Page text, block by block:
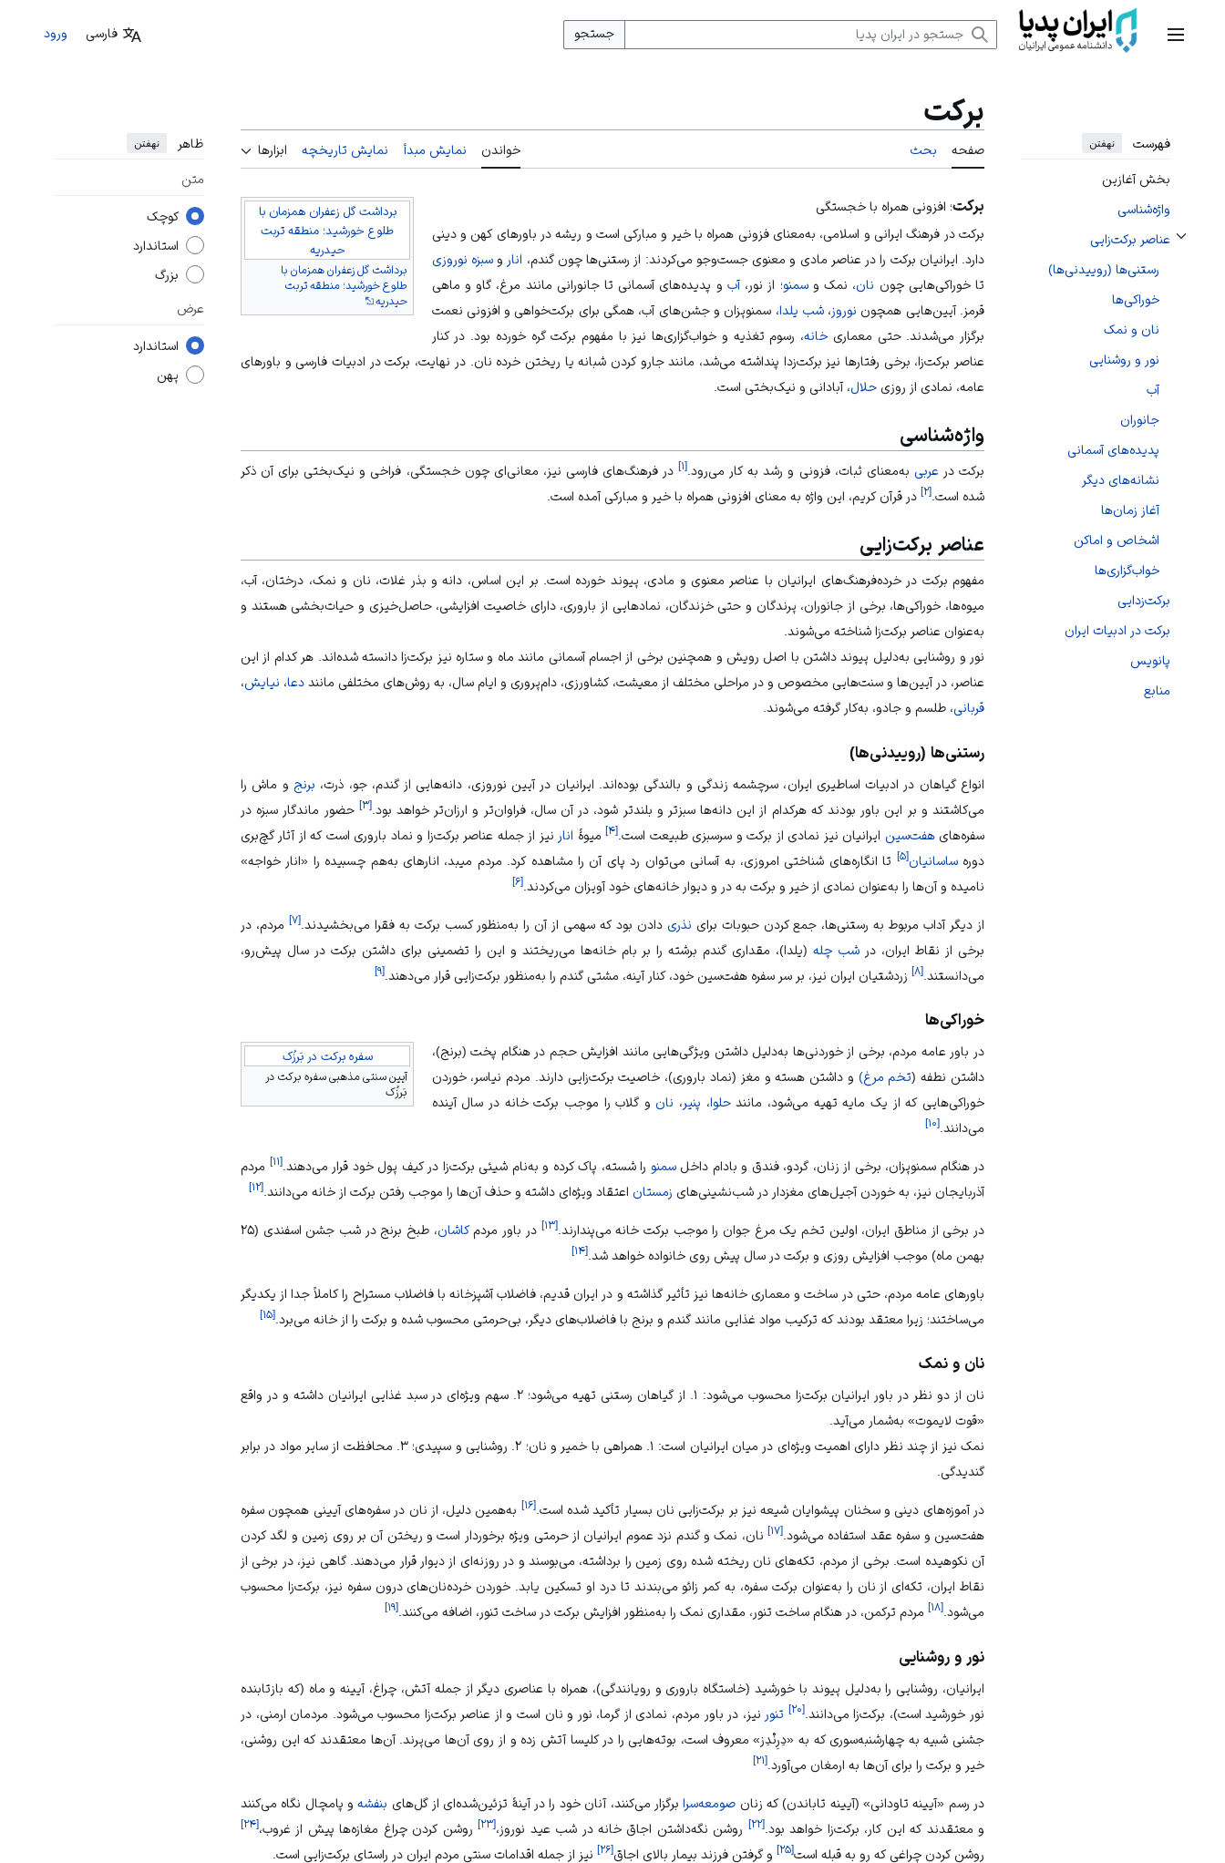
منوی اصلی
جستجو فارسی ورود
فهرست نهفتن
بخش آغازین
واژه‌شناسی
عناصر برکت‌زایی
تغییر وضعیت زیربخش‌های عناصر برکت‌زایی
رستنی‌ها (روییدنی‌ها)
خوراکی‌ها
نان و نمک
نور و روشنایی
آب
جانوران
پدیده‌های آسمانی
نشانه‌های دیگر
آغاز زمان‌ها
اشخاص و اماکن
خواب‌گزاری‌ها
برکت‌زدایی
برکت در ادبیات ایران
پانویس
منابع
برکت
صفحه بحث خواندن نمایش مبدأ نمایش تاریخچه ابزارها ظاهر نهفتن
متن
کوچک
استاندارد
بزرگ
عرض
استاندارد
پهن
برداشت گل زعفران همزمان با
طلوع خورشید؛ منطقه تربت
حیدریه
برداشت گل زعفران همزمان با
طلوع خورشید؛ منطقه تربت
حیدریه
برکت؛ افزونی همراه با خجستگی
برکت در فرهنگ ایرانی و اسلامی، به‌معنای فزونی همراه با خیر و مبارکی است و ریشه در باورهای کهن و دینی
دارد. ایرانیان برکت را در عناصر مادی و معنوی جست‌وجو می‌کردند: از رستنی‌ها چون گندم، انار وسبزه نوروزی
تا خوراکی‌هایی چون نان، نمک وسمنو؛ از نور،آب و پدیده‌های آسمانی تا جانورانی مانند مرغ، گاو و ماهی
قرمز. آیین‌هایی همچون نوروز،شب یلدا، سمنوپزان و جشن‌های آب، همگی برای برکت‌خواهی و افزونی نعمت
برگزار می‌شدند. حتی معماری خانه، رسوم تغذیه و خواب‌گزاری‌ها نیز با مفهوم برکت گره خورده بود. در کنار
عناصر برکت‌زا، برخی رفتارها نیز برکت‌زدا پنداشته می‌شد، مانند جارو کردن شبانه یا ریختن خرده نان. در نهایت، برکت در ادبیات فارسی و باورهای
عامه، نمادی از روزی حلال، آبادانی و نیک‌بختی است.
واژه‌شناسی
برکت درعربی به‌معنای ثبات، فزونی و رشد به کار می‌رود.[۱]در فرهنگ‌های فارسی نیز، معانی‌ای چون خجستگی، فراخی و نیک‌بختی برای آن ذکر
شده است.[۲] در قرآن کریم، این واژه به معنای افزونی همراه با خیر و مبارکی آمده است.
عناصر برکت‌زایی
مفهوم برکت در خرده‌فرهنگ‌های ایرانیان با عناصر معنوی و مادی، پیوند خورده است. بر این اساس، دانه و بذر غلات، نان و نمک، درختان، آب،
میوه‌ها، خوراکی‌ها، برخی از جانوران، پرندگان و حتی خزندگان، نمادهایی از باروری، دارای خاصیت افزایشی، حاصل‌خیزی و حیات‌بخشی هستند و
به‌عنوان عناصر برکت‌زا شناخته می‌شوند.
نور و روشنایی به‌دلیل پیوند داشتن با اصل رویش و همچنین برخی از اجسام آسمانی مانند ماه و ستاره نیز برکت‌زا دانسته شده‌اند. هر کدام از این
عناصر، در آیین‌ها و سنت‌هایی مخصوص و در مراحلی مختلف از معیشت، کشاورزی، دام‌پروری و ایام سال، به روش‌های مختلفی مانند دعا، نیایش،
قربانی، طلسم و جادو، به‌کار گرفته می‌شوند.
رستنی‌ها (روییدنی‌ها)
انواع گیاهان در ادبیات اساطیری ایران، سرچشمه زندگی و بالندگی بوده‌اند. ایرانیان در آیین نوروزی، دانه‌هایی از گندم، جو، ذرت، برنج و ماش را
می‌کاشتند و بر این باور بودند که هرکدام از این دانه‌ها سبزتر و بلندتر شود، در آن سال، فراوان‌تر و ارزان‌تر خواهد بود.[۳] حضور ماندگار سبزه در
سفره‌هایهفت‌سین ایرانیان نیز نمادی از برکت و سرسبزی طبیعت است. [۴]میوهٔ انار نیز از جمله عناصر برکت‌زا و نماد باروری است که از آثار گچ‌بری
دورهساسانیان[۵] تا انگاره‌های شناختی امروزی، به آسانی می‌توان رد پای آن را مشاهده کرد. مردم میبد، انارهای به‌هم چسبیده را «انار خواجه»
نامیده و آن‌ها را به‌عنوان نمادی از خیر و برکت به در و دیوار خانه‌های خود آویزان می‌کردند. [۶]
از دیگر آداب مربوط به رستنی‌ها، جمع کردن حبوبات برای نذری دادن بود که سهمی از آن را به‌منظور کسب برکت به فقرا می‌بخشیدند.[۷] مردم، در
برخی از نقاط ایران، در شب چله(یلدا)، مقداری گندم برشته را بر بام خانه‌ها می‌ریختند و این را تضمینی برای داشتن برکت در سال پیش‌رو،
می‌دانستند. [۸] زردشتیان ایران نیز، بر سر سفره هفت‌سین خود، کنار آینه، مشتی گندم را به‌منظور برکت‌زایی قرار می‌دهند. [۹]
خوراکی‌ها
سفره برکت در بَرزُک
آیین سنتی مذهبی سفره برکت در
بَرزُک
در باور عامه مردم، برخی از خوردنی‌ها به‌دلیل داشتن ویژگی‌هایی مانند افزایش حجم در هنگام پخت (برنج)،
داشتن نطفه (تخم مرغ) و داشتن هسته و مغز (نماد باروری)، خاصیت برکت‌زایی دارند. مردم نیاسر، خوردن
خوراکی‌هایی که از یک مایه تهیه می‌شود، مانندحلوا، پنیر، نان و گلاب را موجب برکت خانه در سال آینده
می‌دانند. [۱۰]
در هنگام سمنوپزان، برخی از زنان، گردو، فندق و بادام داخلسمنو را شسته، پاک کرده و به‌نام شیئی برکت‌زا در کیف پول خود قرار می‌دهند.[۱۱] مردم
آذربایجان نیز، به خوردن آجیل‌های مغزدار در شب‌نشینی‌های زمستان اعتقاد ویژه‌ای داشته و حذف آن‌ها را موجب رفتن برکت از خانه می‌دانند. [۱۲]
در برخی از مناطق ایران، اولین تخم یک مرغ جوان را موجب برکت خانه می‌پندارند.[۱۳] در باور مردمکاشان
، طبخ برنج در شب جشن اسفندی (۲۵
بهمن ماه) موجب افزایش روزی و برکت در سال پیش روی خانواده خواهد شد. [۱۴]
باورهای عامه مردم، حتی در ساخت و معماری خانه‌ها نیز تأثیر گذاشته و در ایران قدیم، فاضلاب آشپزخانه با فاضلاب مستراح را کاملاً جدا از یکدیگر
می‌ساختند؛ زیرا معتقد بودند که ترکیب مواد غذایی مانند گندم و برنج با فاضلاب‌های دیگر، بی‌حرمتی محسوب شده و برکت را از خانه می‌برد. [۱۵]
نان و نمک
نان از دو نظر در باور ایرانیان برکت‌زا محسوب می‌شود: ۱. از گیاهان رستنی تهیه می‌شود؛ ۲. سهم ویژه‌ای در سبد غذایی ایرانیان داشته و در واقع
«قوت لایموت» به‌شمار می‌آید.
نمک نیز از چند نظر دارای اهمیت ویژه‌ای در میان ایرانیان است: ۱. همراهی با خمیر و نان؛ ۲. روشنایی و سپیدی؛ ۳. محافظت از سایر مواد در برابر
گندیدگی.
در آموزه‌های دینی و سخنان پیشوایان شیعه نیز بر برکت‌زایی نان بسیار تأکید شده است.[۱۶] به‌همین دلیل، از نان در سفره‌های آیینی همچون سفره
هفت‌سین و سفره عقد استفاده می‌شود.[۱۷]نان، نمک و گندم نزد عموم ایرانیان از حرمتی ویژه برخوردار است و ریختن آن بر روی زمین و لگد کردن
آن نکوهیده است. برخی از مردم، تکه‌های نان ریخته شده روی زمین را برداشته، می‌بوسند و در روزنه‌ای از دیوار قرار می‌دهند. گاهی نیز، در برخی از
نقاط ایران، تکه‌ای از نان را به‌عنوان برکت سفره، به کمر زائو می‌بندند تا درد او تسکین یابد. خوردن خرده‌نان‌های درون سفره نیز، برکت‌زا محسوب
می‌شود.[۱۸] مردم ترکمن، در هنگام ساخت تنور، مقداری نمک را به‌منظور افزایش برکت در ساخت تنور، اضافه می‌کنند.[۱۹]
نور و روشنایی
ایرانیان، روشنایی را به‌دلیل پیوند با خورشید (خاستگاه باروری و رویانندگی)، همراه با عناصری دیگر از جمله آتش، چراغ، آیینه و ماه (که بازتابنده
نور خورشید است)، برکت‌زا می‌دانند.[۲۰] تنور نیز، در باور مردم، نمادی از گرما، نور و نان است و از عناصر برکت‌زا محسوب می‌شود. مردمان ارمنی، در
جشنی شبیه به چهارشنبه‌سوری که به «دِرِنْدِز» معروف است، بوته‌هایی را در کلیسا آتش زده و از روی آن‌ها می‌پرند. آن‌ها معتقدند که این روشنی،
خیر و برکت را برای آن‌ها به ارمغان می‌آورد. [۲۱]
در رسم «آیینه تاودانی» (آیینه تاباندن) که زنان صومعه‌سرابرگزار می‌کنند، آنان خود را در آینهٔ تزئین‌شده‌ای از گل‌های بنفشهو پامچال نگاه می‌کنند
و معتقدند که این کار، برکت‌زا خواهد بود.[۲۲] روشن نگه‌داشتن اجاق خانه در شب عید نوروز،[۲۳]روشن کردن چراغ مغازه‌ها پیش از غروب،[۲۴]
روشن کردن چراغی که رو به قبله است[۲۵] و گرفتن فرزند بیمار بالای اجاق[۲۶] نیز از جمله اقدامات سنتی مردم ایران در راستای برکت‌زایی است.